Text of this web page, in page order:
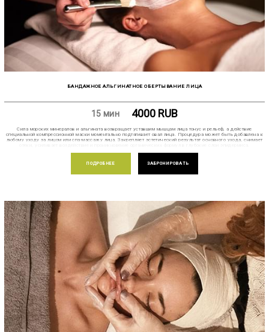
БАНДАЖНОЕ АЛЬГИНАТНОЕ ОБЕРТЫВАНИЕ ЛИЦА
15 мин 4000 RUB
Сила морских минералов и альгината возвращает уставшим мышцам лица тонус и рельеф, а действие
специальной компрессионной маски моментально подтягивает овал лица. Процедура может быть добавлена к
любому уходу за лицом или спа-массажу лица. Закрепляет эстетический результат основного ухода, снимает
ПОДРОБНЕЕ ЗАБРОНИРОВАТЬ